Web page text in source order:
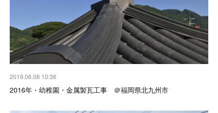
2019.06.06 10:36
2016年・幼稚園・金属製瓦工事 ＠福岡県北九州市